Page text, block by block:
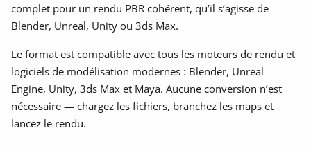
complet pour un rendu PBR cohérent, qu’il s’agisse de
Blender, Unreal, Unity ou 3ds Max.
Le format est compatible avec tous les moteurs de rendu et
logiciels de modélisation modernes : Blender, Unreal
Engine, Unity, 3ds Max et Maya. Aucune conversion n’est
nécessaire — chargez les fichiers, branchez les maps et
lancez le rendu.